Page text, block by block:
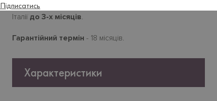
Підписатись
Виготовля
Італії до 3-х місяців.
Гарантійний термін - 18 місяців.
Характеристики